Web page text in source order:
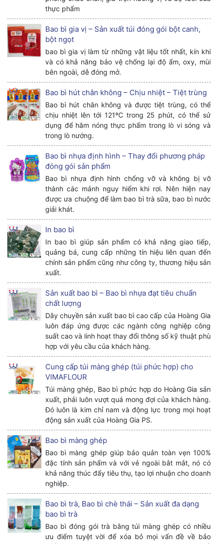
thực phẩm
Bao bì gia vị – Sản xuất túi đóng gói bột canh,
bột ngọt
bao bì gia vị làm từ những vật liệu tốt nhất, kín khí
và có khả năng bảo vệ chống lại độ ẩm, oxy, mùi
bên ngoài, dễ đóng mở.
Bao bì hút chân không – Chịu nhiệt – Tiệt trùng
Bao bì hút chân không và được tiệt trùng, có thể
chịu nhiệt lên tới 121ºC trong 25 phút, có thể sử
dụng để hâm nóng thực phẩm trong lò vi sóng và
trong lò nướng.
Bao bì nhựa định hình – Thay đổi phương pháp
đóng gói sản phẩm
Bao bì nhựa định hình chống vỡ và không bị vỡ
thành các mảnh nguy hiểm khi rơi. Nên hiện nay
được ưa chuộng để làm bao bì trà sữa, bao bì nước
giải khát.
In bao bì
In bao bì giúp sản phẩm có khả năng giao tiếp,
quảng bá, cung cấp những tín hiệu liên quan đến
chính sản phẩm cũng như công ty, thương hiệu sản
xuất.
Sản xuất bao bì – Bao bì nhựa đạt tiêu chuẩn
chất lượng
Dây chuyền sản xuất bao bì cao cấp của Hoàng Gia
luôn đáp ứng được các ngành công nghiệp công
suất cao và linh hoạt thay đổi thông số kỹ thuật phù
hợp với yêu cầu của khách hàng.
Cung cấp túi màng ghép (túi phức hợp) cho
VIMAFLOUR
Túi màng ghép, Bao bì phức hợp do Hoàng Gia sản
xuất, phải luôn vượt quá mong đợi của khách hàng.
Đó luôn là kim chỉ nam và động lực trong mọi hoạt
động sản xuất của Hoàng Gia PS.
Bao bì màng ghép
Bao bì màng ghép giúp bảo quản toàn vẹn 100%
đặc tính sản phẩm và với vẻ ngoài bắt mắt, nó có
khả năng thúc đẩy tiêu thụ, tạo lợi nhuận cho doanh
nghiệp.
Bao bì trà, Bao bì chè thái – Sản xuất đa dạng
bao bì trà
Bao bì đóng gói trà bằng túi màng ghép có nhiều
ưu điểm tuyệt vời để xóa bỏ mọi vấn đề về bảo